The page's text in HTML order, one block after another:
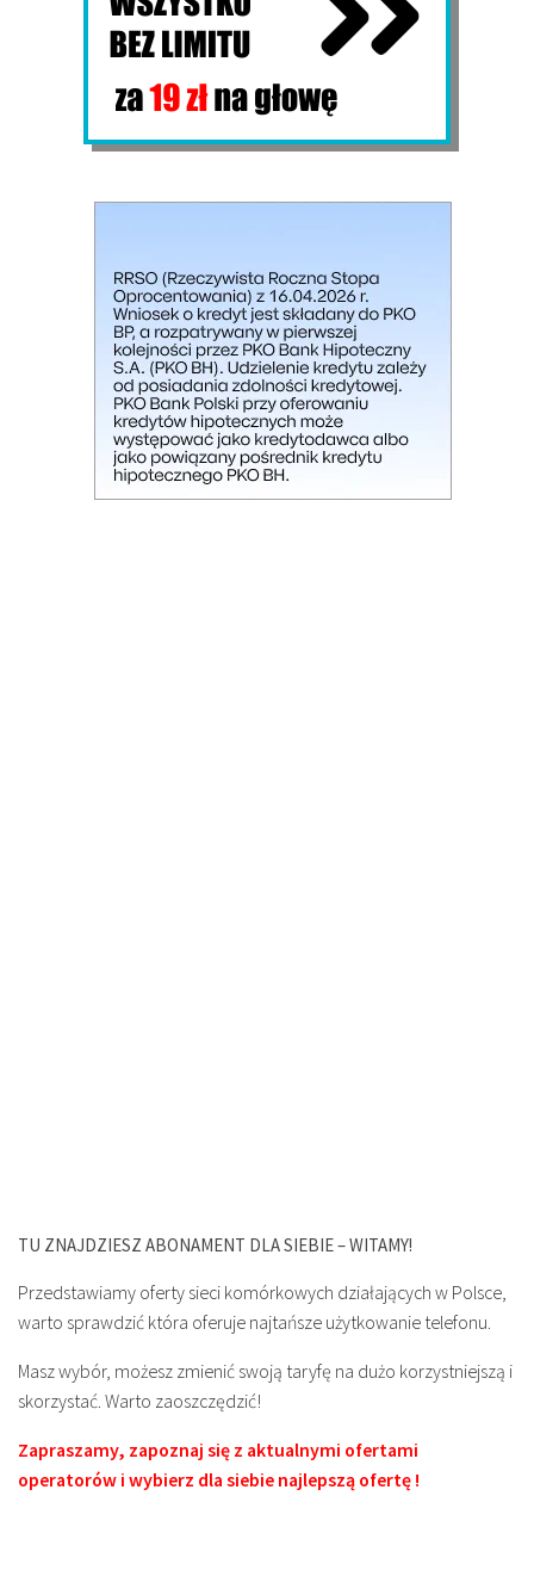
TU ZNAJDZIESZ ABONAMENT DLA SIEBIE – WITAMY!
Przedstawiamy oferty sieci komórkowych działających w Polsce,
warto sprawdzić która oferuje najtańsze użytkowanie telefonu.
Masz wybór, możesz zmienić swoją taryfę na dużo korzystniejszą i
skorzystać. Warto zaoszczędzić!
Zapraszamy, zapoznaj się z aktualnymi ofertami
operatorów i wybierz dla siebie najlepszą ofertę !